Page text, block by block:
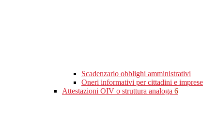
Scadenzario obblighi amministrativi
Oneri informativi per cittadini e imprese
Attestazioni OIV o struttura analoga 6